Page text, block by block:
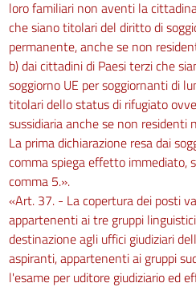
loro familiari non aventi la
che siano titolari del diritto di
permanente, anche se non
b) dai cittadini di Paesi terzi che
soggiorno UE per soggiornanti di
titolari dello status di rifugiato
sussidiaria anche se non residenti
La prima dichiarazione resa dai
comma spiega effetto immediato,
comma 5.».
«Art. 37. - La copertura dei posti
appartenenti ai tre gruppi
destinazione agli uffici giudiziari
aspiranti, appartenenti ai gruppi
l'esame per uditore giudiziario ed